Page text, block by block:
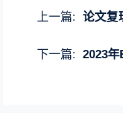
上一篇: 论文复现
下一篇: 2023年ESG